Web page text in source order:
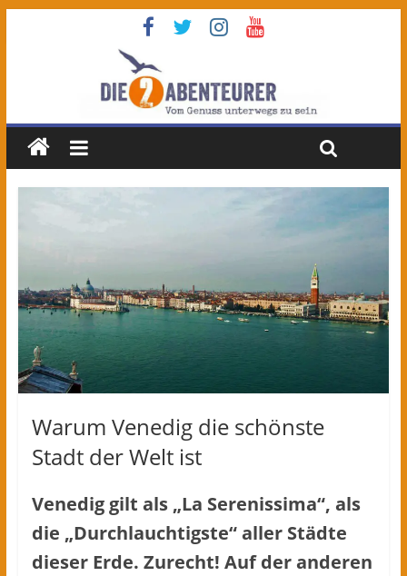
Warum Venedig die schönste
Stadt der Welt ist
Venedig gilt als „La Serenissima“, als
die „Durchlauchtigste“ aller Städte
dieser Erde. Zurecht! Auf der anderen